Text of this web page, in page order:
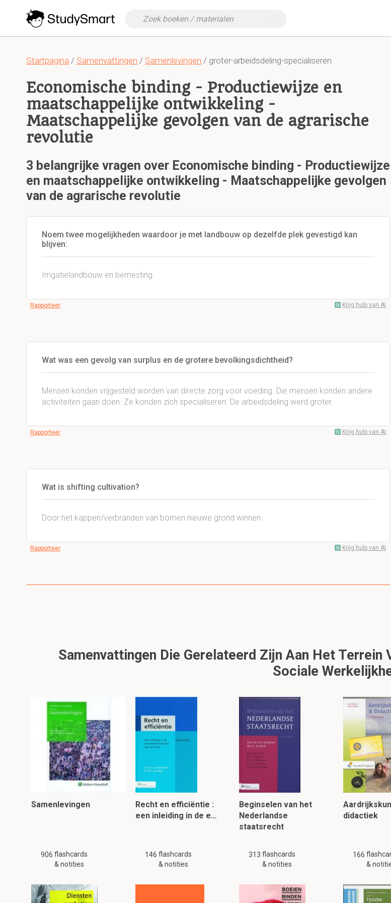
Startpagina / Samenvattingen / Samenlevingen / groter-arbeidsdeling-specialiseren
Economische binding - Productiewijze en
maatschappelijke ontwikkeling -
Maatschappelijke gevolgen van de agrarische
revolutie
3 belangrijke vragen over Economische binding - Productiewijze
en maatschappelijke ontwikkeling - Maatschappelijke gevolgen
van de agrarische revolutie
Noem twee mogelijkheden waardoor je met landbouw op dezelfde plek gevestigd kan
blijven:
Irrigatielandbouw en bemesting.
Rapporteer Krijg hulp van AI
Wat was een gevolg van surplus en de grotere bevolkingsdichtheid?
Mensen konden vrijgesteld worden van directe zorg voor voeding. Die mensen konden andere
activiteiten gaan doen. Ze konden zich specialiseren. De arbeidsdeling werd groter.
Rapporteer Krijg hulp van AI
Wat is shifting cultivation?
Door het kappen/verbranden van bomen nieuwe grond winnen
Rapporteer Krijg hulp van AI
Samenvattingen Die Gerelateerd Zijn Aan Het Terrein
Sociale
Samenlevingen
906 flashcards
& notities
Recht en efficiëntie :
een inleiding in de e…
146 flashcards
& notities
Beginselen van het
Nederlandse
staatsrecht
313 flashcards
& notities
didactiek
166
&